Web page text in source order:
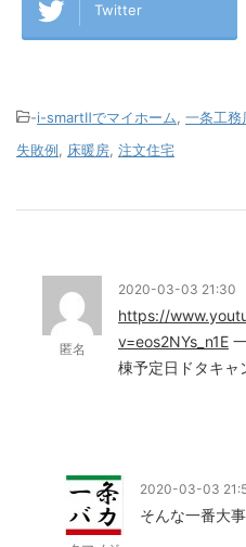
Twitter
-i-smartⅡでマイホーム 一条工務
失敗例
床暖房 注文住宅
匿名
2020-03-03 21:30
https://
v=eos2NYs_n1E
棟予定日ドタキャ
2020-03-03
そんな一番大